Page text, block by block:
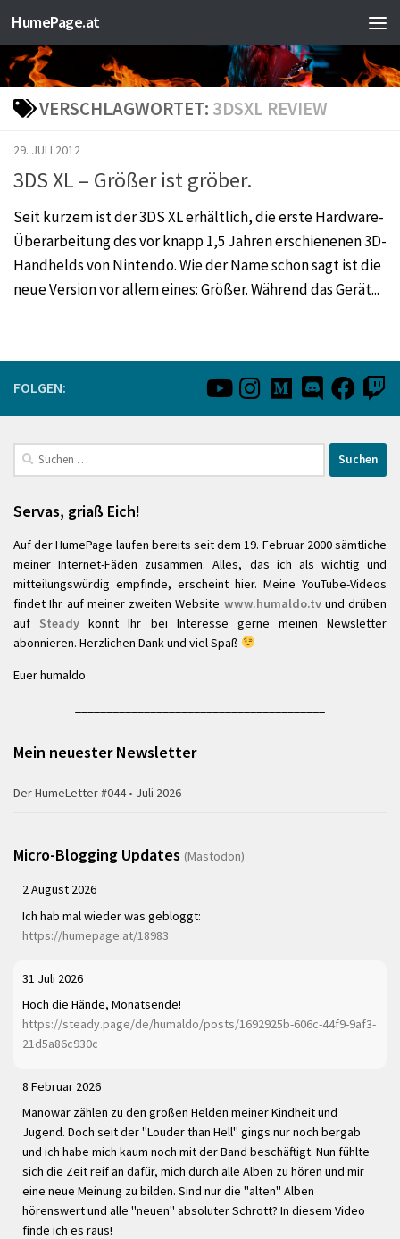
Zum Inhalt springen
HumePage.at
VERSCHLAGWORTET: 3DSXL REVIEW
29. JULI 2012
3DS XL – Größer ist gröber.
Seit kurzem ist der 3DS XL erhältlich, die erste Hardware-
Überarbeitung des vor knapp 1,5 Jahren erschienenen 3D-
Handhelds von Nintendo. Wie der Name schon sagt ist die
neue Version vor allem eines: Größer. Während das Gerät...
FOLGEN:
Suchen
nach:
Servas, griaß Eich!
Auf der HumePage laufen bereits seit dem 19. Februar 2000 sämtliche
meiner Internet-Fäden zusammen. Alles, das ich als wichtig und
mitteilungswürdig empfinde, erscheint hier. Meine YouTube-Videos
findet Ihr auf meiner zweiten Website www.humaldo.tvund drüben
auf Steady könnt Ihr bei Interesse gerne meinen Newsletter
abonnieren. Herzlichen Dank und viel Spaß
Euer humaldo
Mein neuester Newsletter
Der HumeLetter #044 • Juli 2026
Micro-Blogging Updates (Mastodon)
2 August 2026
Ich hab mal wieder was gebloggt:
https://humepage.at/18983
31 Juli 2026
Hoch die Hände, Monatsende!
https://steady.page/de/humaldo/posts/1692925b-606c-44f9-9af3-
21d5a86c930c
8 Februar 2026
Manowar zählen zu den großen Helden meiner Kindheit und
Jugend. Doch seit der "Louder than Hell" gings nur noch bergab
und ich habe mich kaum noch mit der Band beschäftigt. Nun fühlte
sich die Zeit reif an dafür, mich durch alle Alben zu hören und mir
eine neue Meinung zu bilden. Sind nur die "alten" Alben
hörenswert und alle "neuen" absoluter Schrott? In diesem Video
finde ich es raus!